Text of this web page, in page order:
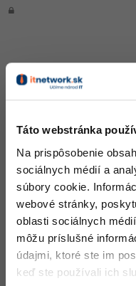
Táto webstránka
Na prispôsobenie
sociálnych médií a
súbory cookie.
webové stránky,
oblasti sociálnych
môžu príslušné
údajmi, ktoré ste im
keď ste používali ich
PRO
11. diel:
(všeobecný popis